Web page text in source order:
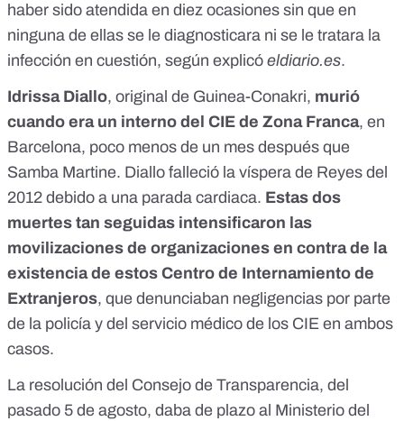
haber sido atendida en diez ocasiones sin que en
ninguna de ellas se le diagnosticara ni se le tratara la
infección en cuestión, según explicó eldiario.es.
Idrissa Diallo, original de Guinea-Conakri, murió
cuando era un interno del CIE de Zona Franca, en
Barcelona, poco menos de un mes después que
Samba Martine. Diallo falleció la víspera de Reyes del
2012 debido a una parada cardiaca. Estas dos
muertes tan seguidas intensificaron las
movilizaciones de organizaciones en contra de la
existencia de estos Centro de Internamiento de
Extranjeros, que denunciaban negligencias por parte
de la policía y del servicio médico de los CIE en ambos
casos.
La resolución del Consejo de Transparencia, del
pasado 5 de agosto, daba de plazo al Ministerio del